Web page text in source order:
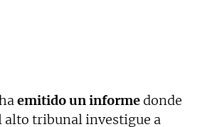
emitido un informedonde
alto tribunal investigue a